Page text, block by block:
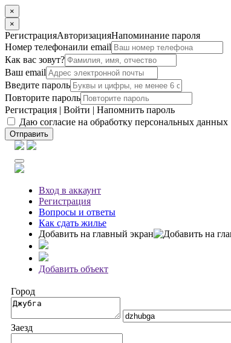
×
×
РегистрацияАвторизацияНапоминание пароля
Номер телефонаили email
Как вас зовут?
Ваш email
Введите пароль
Повторите пароль
Регистрация | Войти | Напомнить пароль
Даю согласие на обработку персональных данных
Отправить
Вход в аккаунт
Регистрация
Вопросы и ответы
Как сдать жилье
Добавить на главный экран
Добавить объект
Город
Заезд